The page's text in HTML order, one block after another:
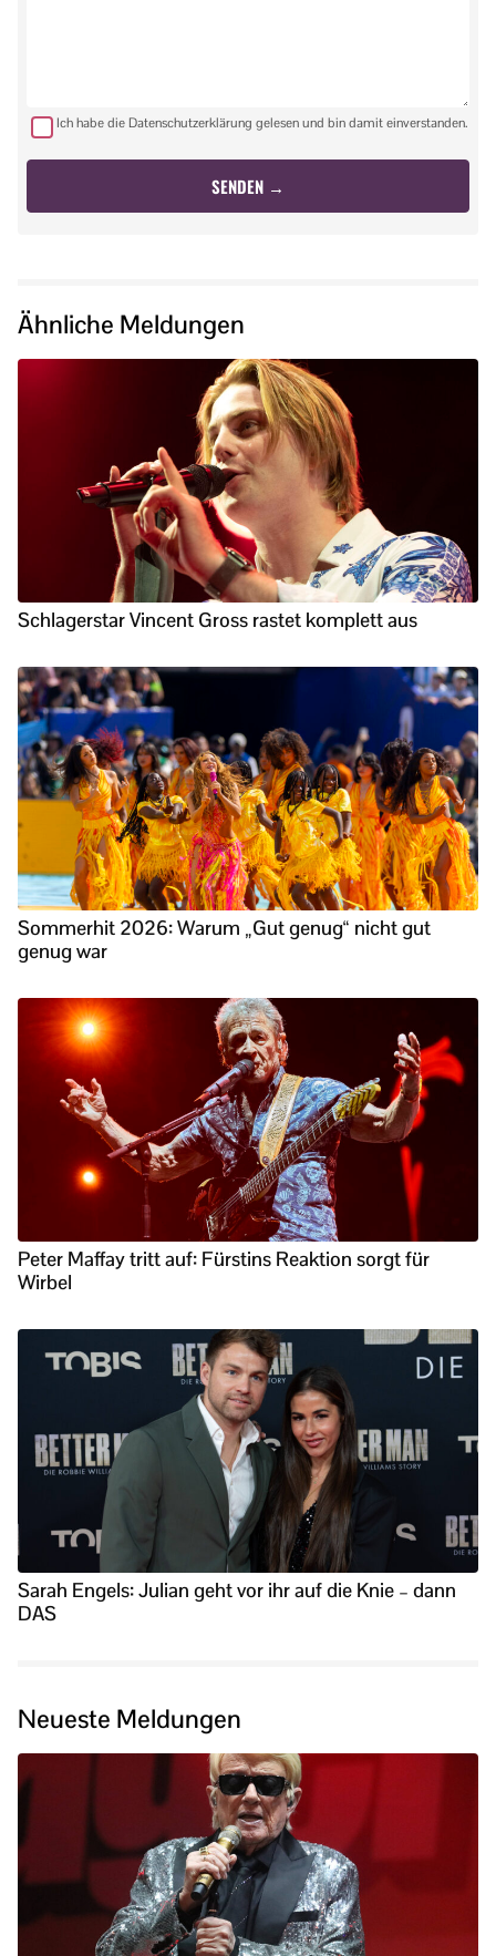
Ich habe die Datenschutzerklärung gelesen und bin damit einverstanden.
Ähnliche Meldungen
Schlagerstar Vincent Gross rastet komplett aus
Sommerhit 2026: Warum „Gut genug“ nicht gut
genug war
Peter Maffay tritt auf: Fürstins Reaktion sorgt für
Wirbel
Sarah Engels: Julian geht vor ihr auf die Knie – dann
DAS
Neueste Meldungen